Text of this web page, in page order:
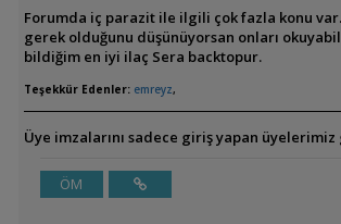
Forumda iç parazit ile ilgili çok fazla konu
gerek olduğunu düşünüyorsan onları
bildiğim en iyi ilaç Sera backtopur.
Teşekkür Edenler: emreyz,
Üye imzalarını sadece giriş yapan
ÖM